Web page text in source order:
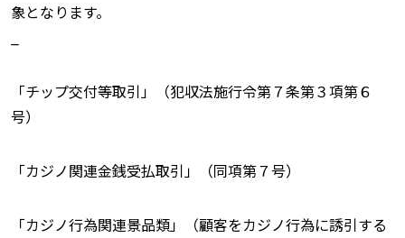
象となります。
「チップ交付等取引」（犯収法施行令第７条第３項第６
号）
「カジノ関連金銭受払取引」（同項第７号）
「カジノ行為関連景品類」（顧客をカジノ行為に誘引する